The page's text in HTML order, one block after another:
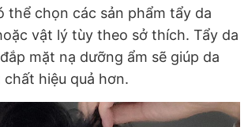
thể chọn các sản phẩm tẩy da
vật lý tùy theo sở thích. Tẩy da
mặt nạ dưỡng ẩm sẽ giúp da
hiệu quả hơn.